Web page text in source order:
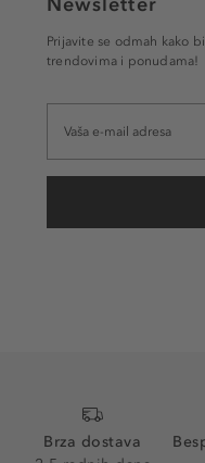
Prijavite se odmah kako
trendovima i ponudama!
Brza dostava